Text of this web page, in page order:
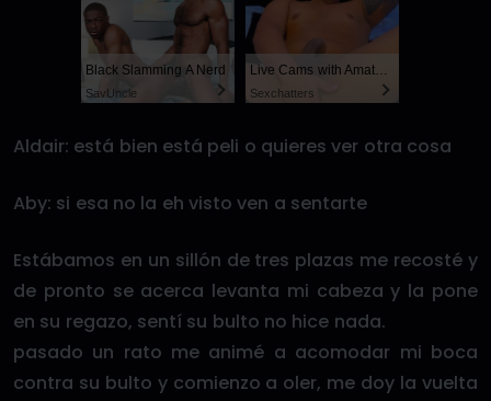
Black Slamming A Nerd
SayUncle
Live Cams with Amateur Men
Sexchatters
Aldair: está bien está peli o quieres ver otra cosa
Aby: si esa no la eh visto ven a sentarte
Estábamos en un sillón de tres plazas me recosté y
de pronto se acerca levanta mi cabeza y la pone
en su regazo, sentí su bulto no hice nada.
pasado un rato me animé a acomodar mi boca
contra su bulto y comienzo a oler, me doy la vuelta